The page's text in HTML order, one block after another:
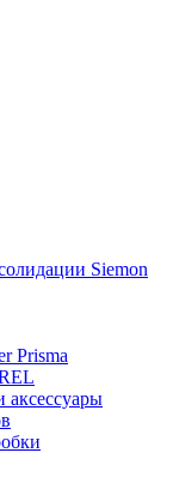
Siemon
Prisma
аксессуары